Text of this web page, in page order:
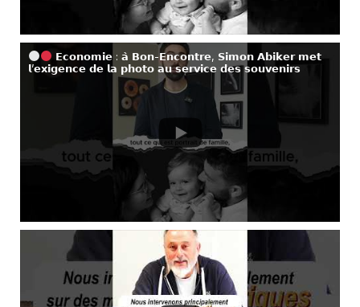
𝗘𝗰𝗼𝗻𝗼𝗺𝗶𝗲 : 𝗮̀ 𝗕𝗼𝗻-𝗘𝗻𝗰𝗼𝗻𝘁𝗿𝗲, 𝗦𝗶𝗺𝗼𝗻 𝗔𝗯𝗶𝗸𝗲𝗿 𝗺𝗲𝘁
𝗹’𝗲𝘅𝗶𝗴𝗲𝗻𝗰𝗲 𝗱𝗲 𝗹𝗮 𝗽𝗵𝗼𝘁𝗼 𝗮𝘂 𝘀𝗲𝗿𝘃𝗶𝗰𝗲 𝗱𝗲𝘀 𝘀𝗼𝘂𝘃𝗲𝗻𝗶𝗿𝘀